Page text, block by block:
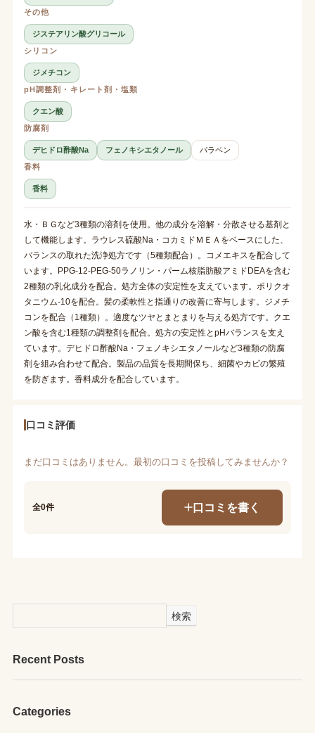
その他
ジステアリン酸グリコール
シリコン
ジメチコン
pH調整剤・キレート剤・塩類
クエン酸
防腐剤
デヒドロ酢酸Na フェノキシエタノール
パラベン
香料
香料
水・ＢＧなど3種類の溶剤を使用。他の成分を溶解・分散させる基剤と
して機能します。ラウレス硫酸Na・コカミドＭＥＡをベースにした、
バランスの取れた洗浄処方です（5種類配合）。コメエキスを配合して
います。PPG-12-PEG-50ラノリン・パーム核脂肪酸アミドDEAを含む
2種類の乳化成分を配合。処方全体の安定性を支えています。ポリクオ
タニウム-10を配合。髪の柔軟性と指通りの改善に寄与します。ジメチ
コンを配合（1種類）。適度なツヤとまとまりを与える処方です。クエ
ン酸を含む1種類の調整剤を配合。処方の安定性とpHバランスを支え
ています。デヒドロ酢酸Na・フェノキシエタノールなど3種類の防腐
剤を組み合わせて配合。製品の品質を長期間保ち、細菌やカビの繁殖
を防ぎます。香料成分を配合しています。
口コミ評価
まだ口コミはありません。最初の口コミを投稿してみませんか？
全0件 口コミを書く
検索
Recent Posts
Categories